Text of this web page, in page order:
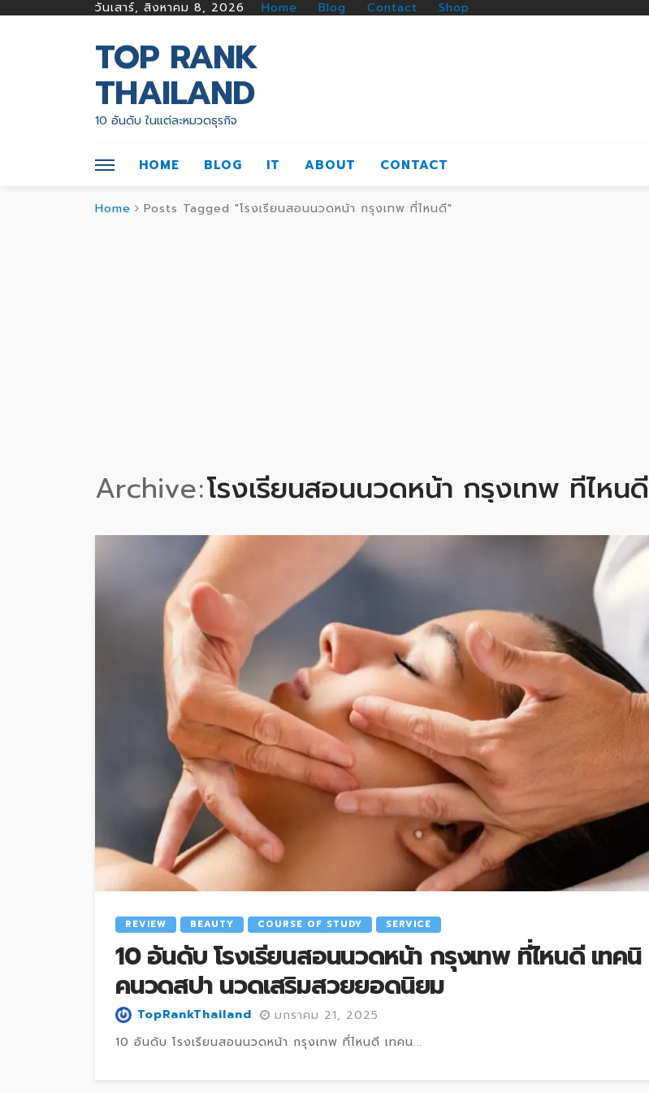
วันเสาร์, สิงหาคม 8, 2026 Home Blog Contact Shop
TOP RANK
THAILAND
10 อันดับ ในแต่ละหมวดธุรกิจ
HOME BLOG IT ABOUT CONTACT
Home Posts Tagged "โรงเรียนสอนนวดหน้า กรุงเทพ ที่ไหนดี"
Archive โรงเรียนสอนนวดหน้า กรุงเทพ ที่ไหนดี
REVIEW BEAUTY COURSE OF STUDY SERVICE
10 อันดับ โรงเรียนสอนนวดหน้า กรุงเทพ ที่ไหนดี เทคนิ
คนวดสปา นวดเสริมสวยยอดนิยม
TopRankThailand
มกราคม 21, 2025
10 อันดับ โรงเรียนสอนนวดหน้า กรุงเทพ ที่ไหนดี เทคน...